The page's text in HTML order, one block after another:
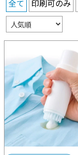
全て
印刷可のみ